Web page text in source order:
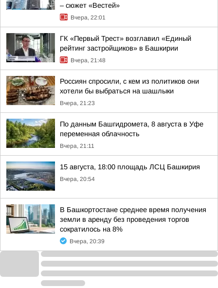
– сюжет «Вестей»
Вчера, 22:01
ГК «Первый Трест» возглавил «Единый
рейтинг застройщиков» в Башкирии
Вчера, 21:48
Россиян спросили, с кем из политиков они
хотели бы выбраться на шашлыки
Вчера, 21:23
По данным Башгидромета, 8 августа в Уфе
переменная облачность
Вчера, 21:11
15 августа, 18:00 площадь ЛСЦ Башкирия
Вчера, 20:54
В Башкортостане среднее время получения
земли в аренду без проведения торгов
сократилось на 8%
Вчера, 20:39